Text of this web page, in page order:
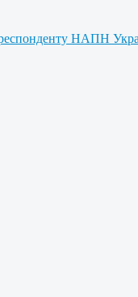
НАПН